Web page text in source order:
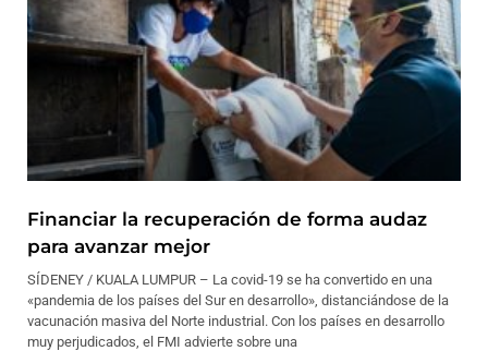
Financiar la recuperación de forma audaz
para avanzar mejor
SÍDENEY / KUALA LUMPUR – La covid-19 se ha convertido en una
«pandemia de los países del Sur en desarrollo», distanciándose de la
vacunación masiva del Norte industrial. Con los países en desarrollo
muy perjudicados, el FMI advierte sobre una